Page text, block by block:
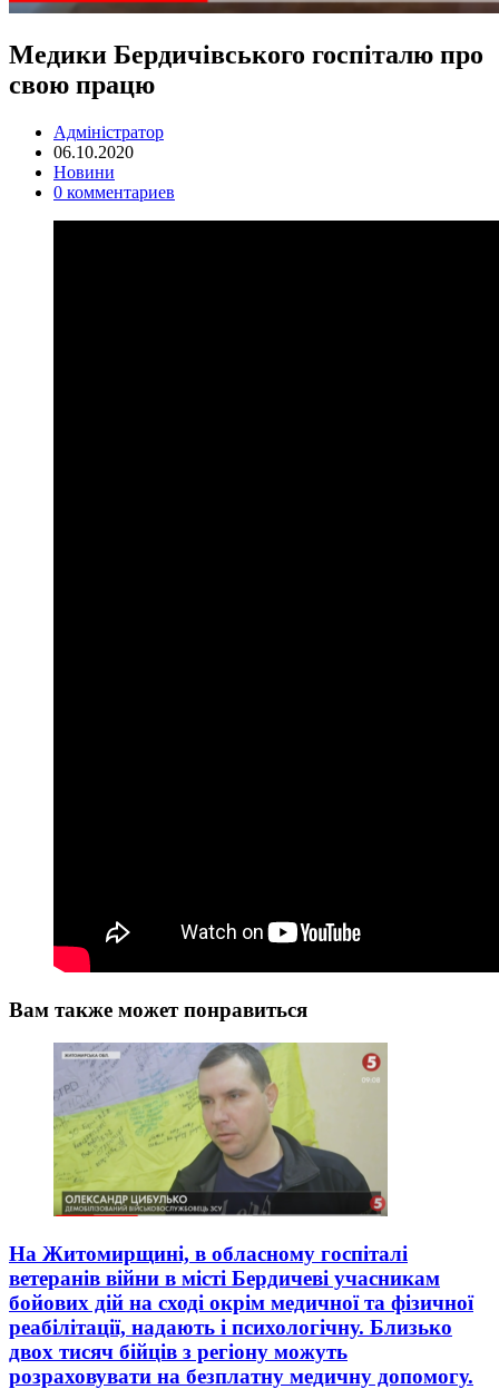
Медики Бердичівського госпіталю про
свою працю
Адміністратор
06.10.2020
Новини
0 комментариев
Вам также может понравиться
На Житомирщині, в обласному госпіталі
ветеранів війни в місті Бердичеві учасникам
бойових дій на сході окрім медичної та фізичної
реабілітації, надають і психологічну. Близько
двох тисяч бійців з регіону можуть
розраховувати на безплатну медичну допомогу.